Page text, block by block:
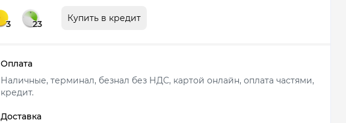
3 23
Купить в кредит
Оплата
Наличные, терминал, безнал без НДС, картой онлайн, оплата частями,
кредит.
Доставка